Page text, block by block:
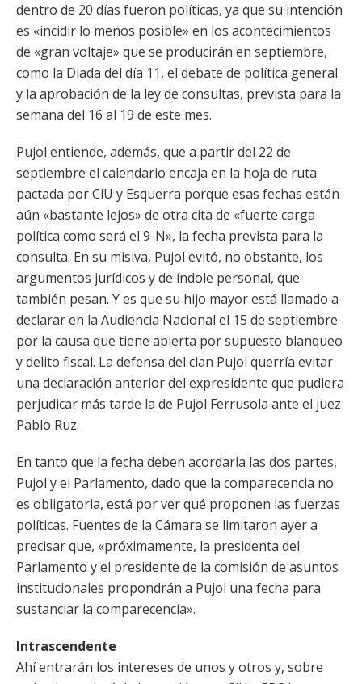
dentro de 20 días fueron políticas, ya que su intención
es «incidir lo menos posible» en los acontecimientos
de «gran voltaje» que se producirán en septiembre,
como la Diada del día 11, el debate de política general
y la aprobación de la ley de consultas, prevista para la
semana del 16 al 19 de este mes.
Pujol entiende, además, que a partir del 22 de
septiembre el calendario encaja en la hoja de ruta
pactada por CiU y Esquerra porque esas fechas están
aún «bastante lejos» de otra cita de «fuerte carga
política como será el 9-N», la fecha prevista para la
consulta. En su misiva, Pujol evitó, no obstante, los
argumentos jurídicos y de índole personal, que
también pesan. Y es que su hijo mayor está llamado a
declarar en la Audiencia Nacional el 15 de septiembre
por la causa que tiene abierta por supuesto blanqueo
y delito fiscal. La defensa del clan Pujol querría evitar
una declaración anterior del expresidente que pudiera
perjudicar más tarde la de Pujol Ferrusola ante el juez
Pablo Ruz.
En tanto que la fecha deben acordarla las dos partes,
Pujol y el Parlamento, dado que la comparecencia no
es obligatoria, está por ver qué proponen las fuerzas
políticas. Fuentes de la Cámara se limitaron ayer a
precisar que, «próximamente, la presidenta del
Parlamento y el presidente de la comisión de asuntos
institucionales propondrán a Pujol una fecha para
sustanciar la comparecencia».
Intrascendente
Ahí entrarán los intereses de unos y otros y, sobre